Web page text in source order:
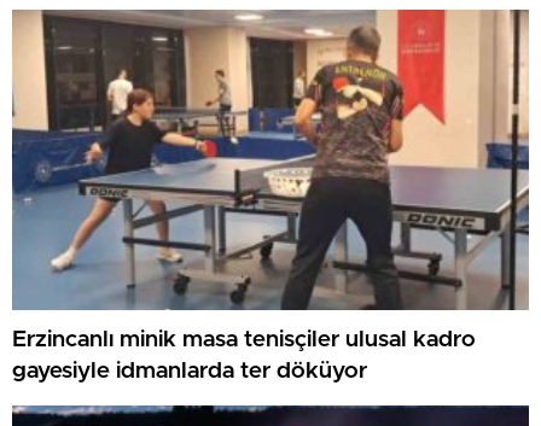
Erzincanlı minik masa tenisçiler ulusal kadro
gayesiyle idmanlarda ter döküyor